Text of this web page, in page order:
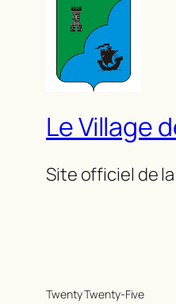
Le Village
Site officiel de
Twenty Twenty-Five